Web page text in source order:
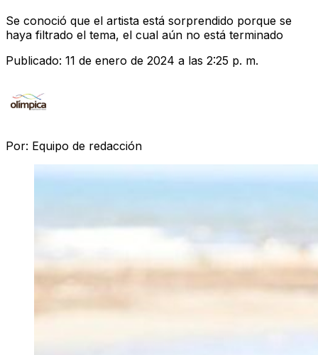
Se conoció que el artista está sorprendido porque se
haya filtrado el tema, el cual aún no está terminado
Publicado: 11 de enero de 2024 a las 2:25 p. m.
Por: Equipo de redacción